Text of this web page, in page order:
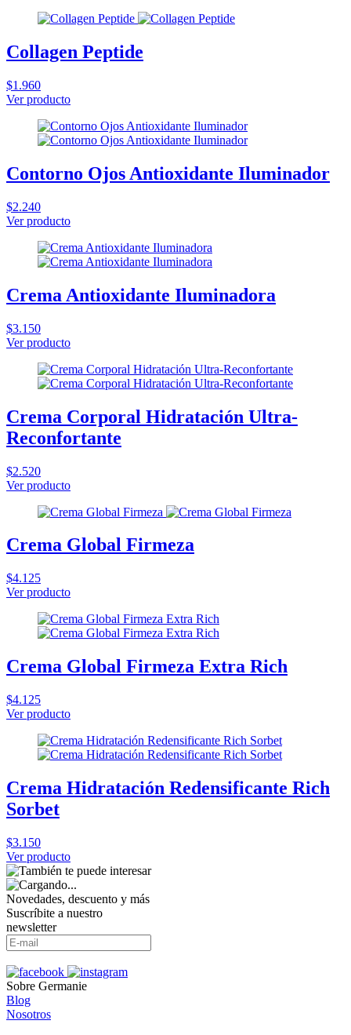
Collagen Peptide
$1.960
Ver producto
Contorno Ojos Antioxidante Iluminador
$2.240
Ver producto
Crema Antioxidante Iluminadora
$3.150
Ver producto
Crema Corporal Hidratación Ultra-
Reconfortante
$2.520
Ver producto
Crema Global Firmeza
$4.125
Ver producto
Crema Global Firmeza Extra Rich
$4.125
Ver producto
Crema Hidratación Redensificante Rich
Sorbet
$3.150
Ver producto
Novedades, descuento y más
Suscríbite a nuestro
newsletter
Sobre Germanie
Blog
Nosotros